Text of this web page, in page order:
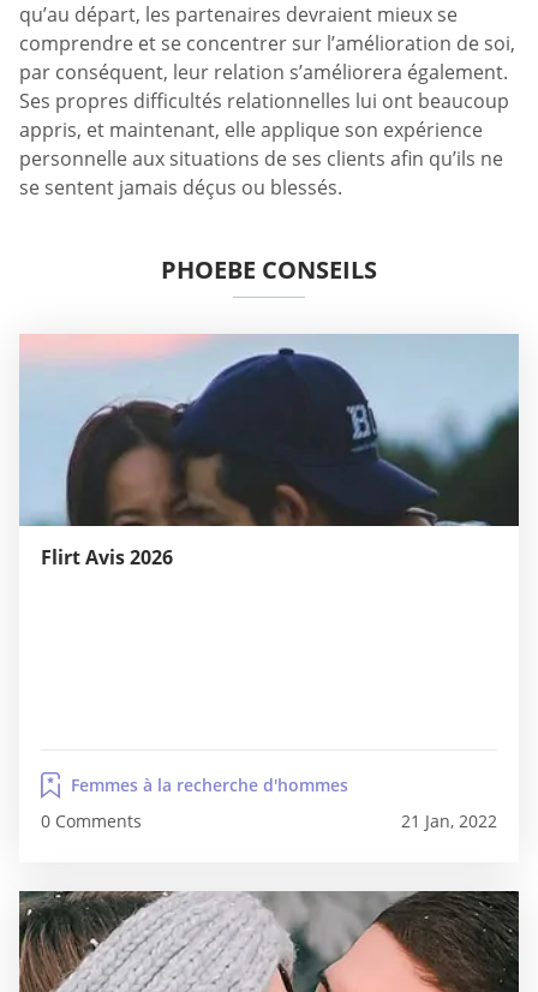
qu’au départ, les partenaires devraient mieux se
comprendre et se concentrer sur l’amélioration de soi,
par conséquent, leur relation s’améliorera également.
Ses propres difficultés relationnelles lui ont beaucoup
appris, et maintenant, elle applique son expérience
personnelle aux situations de ses clients afin qu’ils ne
se sentent jamais déçus ou blessés.
PHOEBE CONSEILS
Flirt Avis 2026
Femmes à la recherche d'hommes
0 Comments
21 Jan, 2022